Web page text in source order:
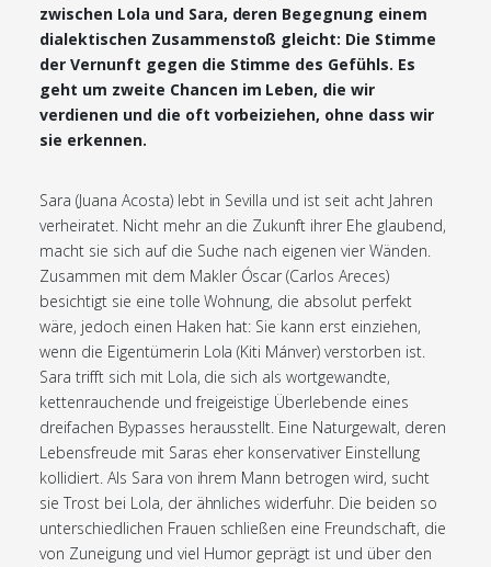
zwischen Lola und Sara, deren Begegnung einem
dialektischen Zusammenstoß gleicht: Die Stimme
der Vernunft gegen die Stimme des Gefühls. Es
geht um zweite Chancen im Leben, die wir
verdienen und die oft vorbeiziehen, ohne dass wir
sie erkennen.
Sara (Juana Acosta) lebt in Sevilla und ist seit acht Jahren
verheiratet. Nicht mehr an die Zukunft ihrer Ehe glaubend,
macht sie sich auf die Suche nach eigenen vier Wänden.
Zusammen mit dem Makler Óscar (Carlos Areces)
besichtigt sie eine tolle Wohnung, die absolut perfekt
wäre, jedoch einen Haken hat: Sie kann erst einziehen,
wenn die Eigentümerin Lola (Kiti Mánver) verstorben ist.
Sara trifft sich mit Lola, die sich als wortgewandte,
kettenrauchende und freigeistige Überlebende eines
dreifachen Bypasses herausstellt. Eine Naturgewalt, deren
Lebensfreude mit Saras eher konservativer Einstellung
kollidiert. Als Sara von ihrem Mann betrogen wird, sucht
sie Trost bei Lola, der ähnliches widerfuhr. Die beiden so
unterschiedlichen Frauen schließen eine Freundschaft, die
von Zuneigung und viel Humor geprägt ist und über den